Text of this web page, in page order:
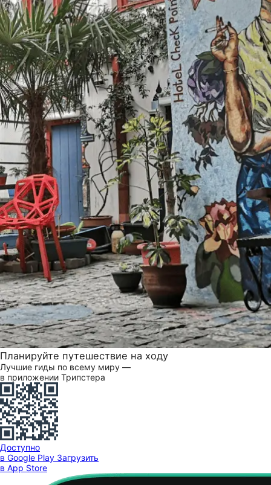
Планируйте путешествие на ходу
Лучшие гиды по всему миру —
в приложении Трипстера
Доступно
в Google Play Загрузить
в App Store